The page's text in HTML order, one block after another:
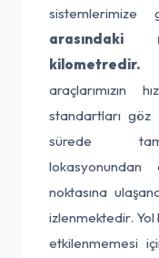
sistemlerimize
arasındaki
kilometredir.
araçlarımızın
standartları göz
sürede
lokasyonundan
noktasına
izlenmektedir. Yol
etkilenmemesi